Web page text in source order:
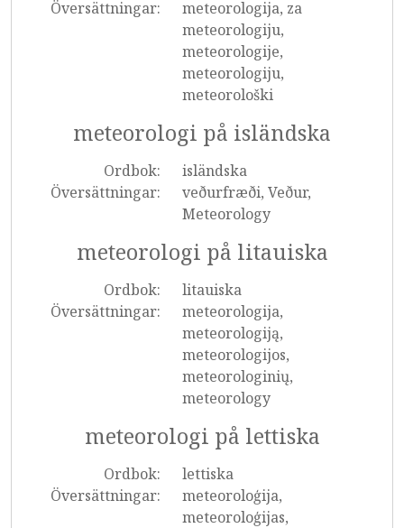
Översättningar:
meteorologija, za
meteorologiju,
meteorologije,
meteorologiju,
meteorološki
meteorologi på isländska
Ordbok:
isländska
Översättningar:
veðurfræði, Veður,
Meteorology
meteorologi på litauiska
Ordbok:
litauiska
Översättningar:
meteorologija,
meteorologiją,
meteorologijos,
meteorologinių,
meteorology
meteorologi på lettiska
Ordbok:
lettiska
Översättningar:
meteoroloģija,
meteoroloģijas,